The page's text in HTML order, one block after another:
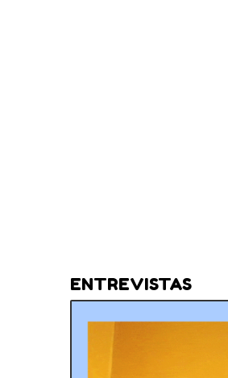
ENTREVISTAS